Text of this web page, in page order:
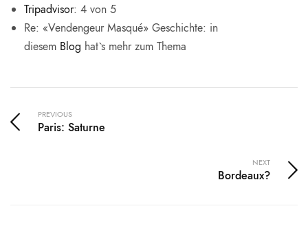
Tripadvisor: 4 von 5
Re: «Vendengeur Masqué» Geschichte: in
diesem Blog hat`s mehr zum Thema
PREVIOUS
Paris: Saturne
NEXT
Bordeaux?